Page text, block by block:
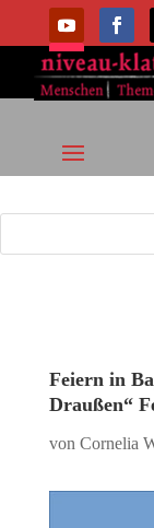
Feiern in
Draußen“
von Cornelia